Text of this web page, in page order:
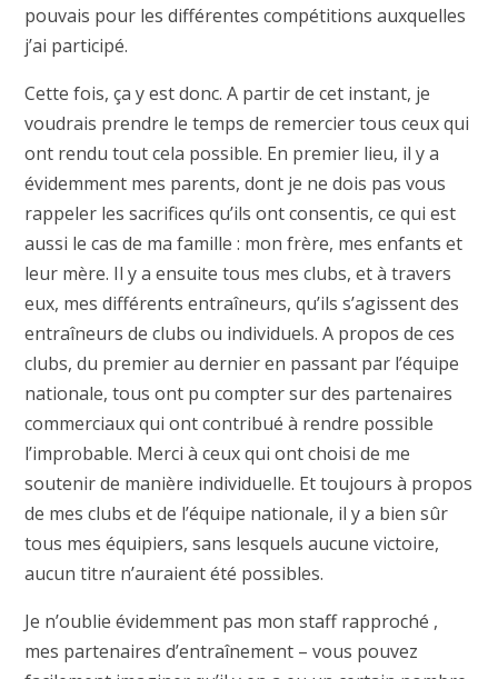
pouvais pour les différentes compétitions auxquelles
j’ai participé.
Cette fois, ça y est donc. A partir de cet instant, je
voudrais prendre le temps de remercier tous ceux qui
ont rendu tout cela possible. En premier lieu, il y a
évidemment mes parents, dont je ne dois pas vous
rappeler les sacrifices qu’ils ont consentis, ce qui est
aussi le cas de ma famille : mon frère, mes enfants et
leur mère. Il y a ensuite tous mes clubs, et à travers
eux, mes différents entraîneurs, qu’ils s’agissent des
entraîneurs de clubs ou individuels. A propos de ces
clubs, du premier au dernier en passant par l’équipe
nationale, tous ont pu compter sur des partenaires
commerciaux qui ont contribué à rendre possible
l’improbable. Merci à ceux qui ont choisi de me
soutenir de manière individuelle. Et toujours à propos
de mes clubs et de l’équipe nationale, il y a bien sûr
tous mes équipiers, sans lesquels aucune victoire,
aucun titre n’auraient été possibles.
Je n’oublie évidemment pas mon staff rapproché ,
mes partenaires d’entraînement – vous pouvez